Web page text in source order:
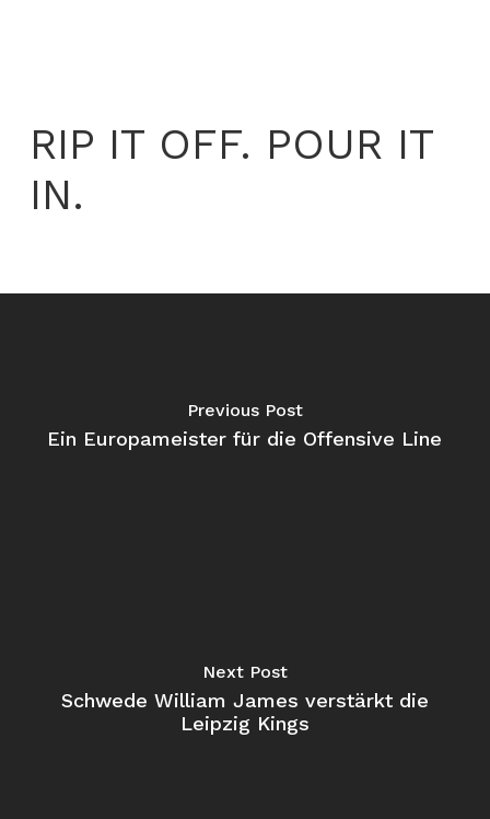
RIP IT OFF. POUR IT
IN.
Previous Post
Ein Europameister für die Offensive Line
Next Post
Schwede William James verstärkt die
Leipzig Kings